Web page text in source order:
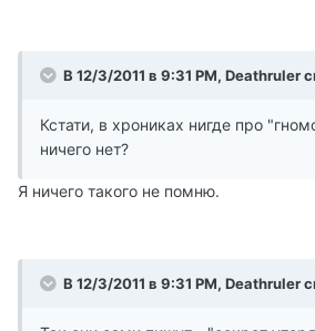
В 12/3/2011 в 9:31 PM, Deathruler
Кстати, в хрониках нигде про
ничего нет?
Я ничего такого не помню.
В 12/3/2011 в 9:31 PM, Deathruler